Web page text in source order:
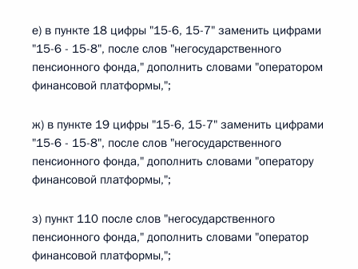
е) в пункте 18 цифры "15-6, 15-7" заменить цифрами
"15-6 - 15-8", после слов "негосударственного
пенсионного фонда," дополнить словами "оператором
финансовой платформы,";
ж) в пункте 19 цифры "15-6, 15-7" заменить цифрами
"15-6 - 15-8", после слов "негосударственного
пенсионного фонда," дополнить словами "оператору
финансовой платформы,";
з) пункт 110 после слов "негосударственного
пенсионного фонда," дополнить словами "оператор
финансовой платформы,";